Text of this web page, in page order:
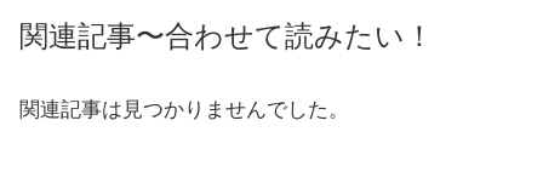
関連記事〜合わせて読みたい！
関連記事は見つかりませんでした。